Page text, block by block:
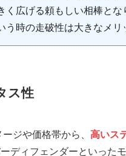
く広げる頼もしい相棒と
時の走破性は大きなメリ
ス性
ジや価格帯から、 高いス
ディフェンダーといった